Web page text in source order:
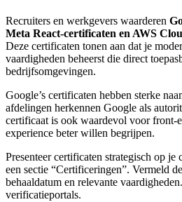
Recruiters en werkgevers waarderen
Meta React-certificaten en AWS
Deze certificaten tonen aan dat je
vaardigheden beheerst die direct
bedrijfsomgevingen.
Google’s certificaten hebben sterke
afdelingen herkennen Google als
certificaat is ook waardevol voor front-
experience beter willen begrijpen.
Presenteer certificaten strategisch op je
een sectie “Certificeringen”. Vermeld
behaaldatum en relevante
verificatieportals.